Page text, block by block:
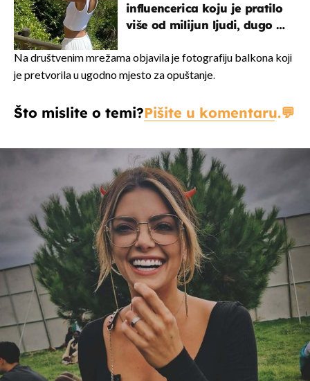
influencerica koju je pratilo
više od milijun ljudi, dugo se
Na društvenim mrežama objavila je fotografiju balkona koji
je pretvorila u ugodno mjesto za opuštanje.
Što mislite o temi?Pišite u komentaru.